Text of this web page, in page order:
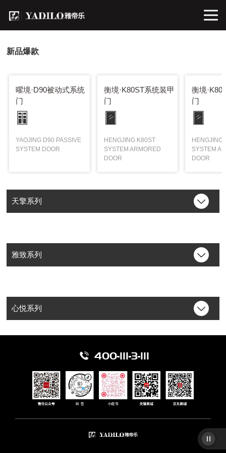
新品爆款
曜境·D90被动式系统
门
YAOJING D90 PASSIVE
SYSTEM DOOR
衡境·K80ST系统装甲
门
HENGJING K80ST
SYSTEM ARMORED
DOOR
衡境
门
HENGJING
SYSTEM
DOOR
天擎系列
雅致系列
雅致系列保管箱
YADILO
雅致系列保险柜
YADILO
心悦系列
400-111-3-111